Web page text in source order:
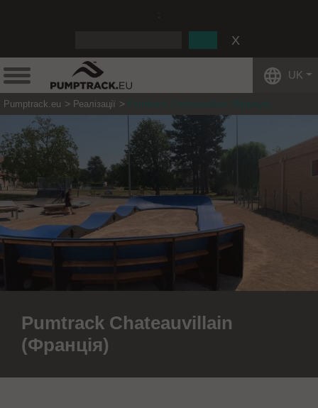
UK
Pumptrack.eu Реалізації Pumtrack Chateauvillain (Франція)
Pumtrack Chateauvillain
(Франція)